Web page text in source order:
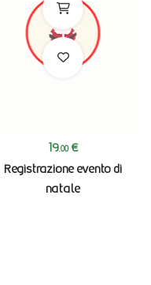
19.00 €
Registrazione evento di
natale